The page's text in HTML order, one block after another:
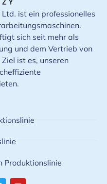
ist ein professionelles
sich seit mehr als
und dem Vertrieb von
ist es, unseren
Produktionslinie